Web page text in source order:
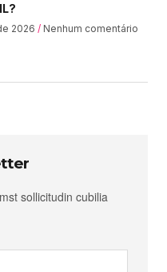
2026 Nenhum comentário
sollicitudin cubilia